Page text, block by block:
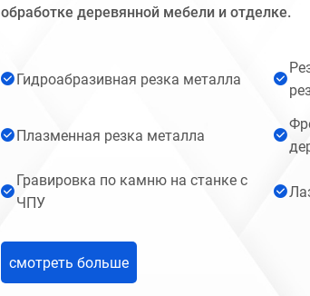
обработке деревянной мебели и отделке.
Гидроабразивная резка металла
Плазменная резка металла
Гравировка по камню на станке с
ЧПУ
смотреть больше